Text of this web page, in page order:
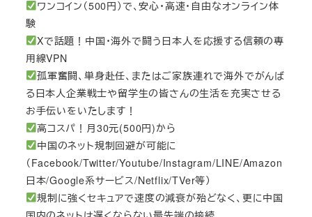
ワンコイン（500円）で、安心・高速・自由なオンライン体
験
Xで話題！中国・海外で闘う日本人を応援する信頼の専
用線VPN
孤軍奮闘、単身赴任、またはご家族連れで海外でがんば
る日本人企業戦士や留学生の皆さんの生活を充実させる
お手伝いをいたします！
高コスパ！月30元(500円)から
中国のネット規制回避が可能に
（Facebook/Twitter/Youtube/Instagram/LINE/Amazon
日本/Google系サービス/Netflix/TVer等）
規制に強くセキュアで速度の減衰が殆どなく、更に中国